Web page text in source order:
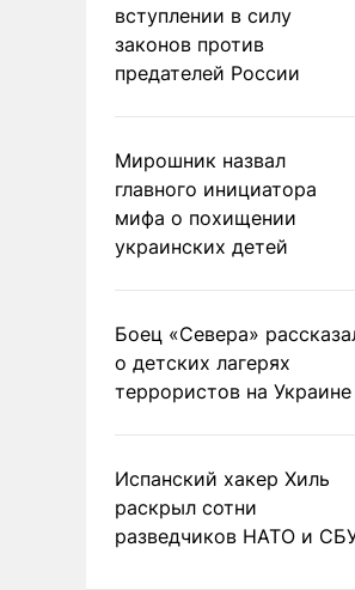
вступлении в силу
законов против
предателей России
Мирошник назвал
главного инициатора
мифа о похищении
украинских детей
Боец «Севера»
о детских лагерях
террористов на Украине
Испанский хакер Хиль
раскрыл сотни
разведчиков НАТО и